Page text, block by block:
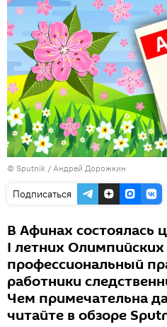
© Sputnik / Андрей Дорожкин
Подписаться
В Афинах состоялась
I летних Олимпийских
профессиональный
работники
Чем примечательна
читайте в обзоре